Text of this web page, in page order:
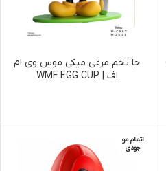
جا تخم مرغی میکی موس وی ام
اف | WMF EGG CUP
اتمام مو
جودی